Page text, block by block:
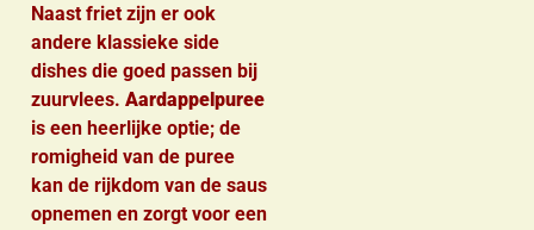
Naast friet zijn er ook
andere klassieke side
dishes die goed passen bij
zuurvlees. Aardappelpuree
is een heerlijke optie; de
romigheid van de puree
kan de rijkdom van de saus
opnemen en zorgt voor een